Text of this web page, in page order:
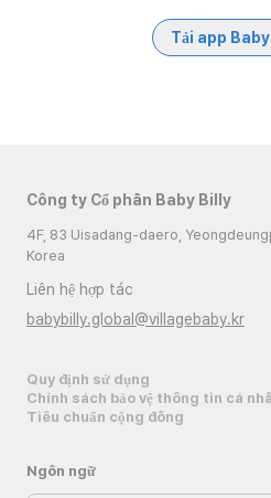
Tải app
Công ty Cổ phần Baby Billy
4F, 83 Uisadang-daero,
Korea
Liên hệ hợp tác
babybilly.global@villagebaby.kr
Quy định sử dụng
Chính sách bảo vệ thông tin cá
Tiêu chuẩn cộng đồng
Ngôn ngữ